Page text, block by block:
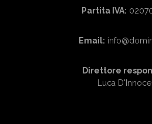
Partita IVA:
Email:
Direttore
Luca